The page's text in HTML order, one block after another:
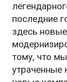
последние
здесь
тому, что
утраченные